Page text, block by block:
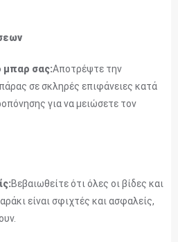
μπαρ σας:Αποτρέψτε την
σε σκληρές επιφάνειες κατά
για να μειώσετε τον
Βεβαιωθείτε ότι όλες οι βίδες και
είναι σφιχτές και ασφαλείς,